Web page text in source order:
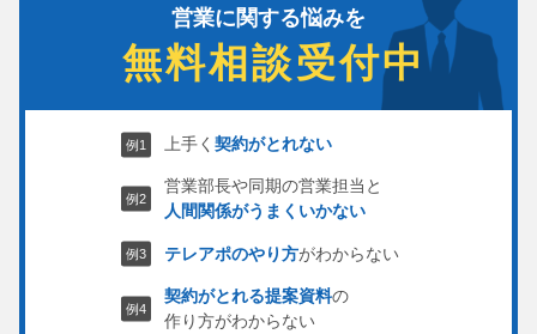
営業に関する悩みを
無料相談受付中
上手く契約がとれない
営業部長や同期の営業担当と
人間関係がうまくいかない
テレアポのやり方がわからない
契約がとれる提案資料の
作り方がわからない